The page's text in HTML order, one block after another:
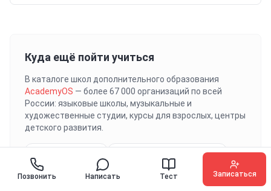
Куда ещё пойти учиться
В каталоге школ дополнительного образования
AcademyOS — более 67 000 организаций по всей
России: языковые школы, музыкальные и
художественные студии, курсы для взрослых, центры
детского развития.
Школы Санкт-Петербурга
Нижний Новгород Все города
Позвонить Написать Тест Записаться